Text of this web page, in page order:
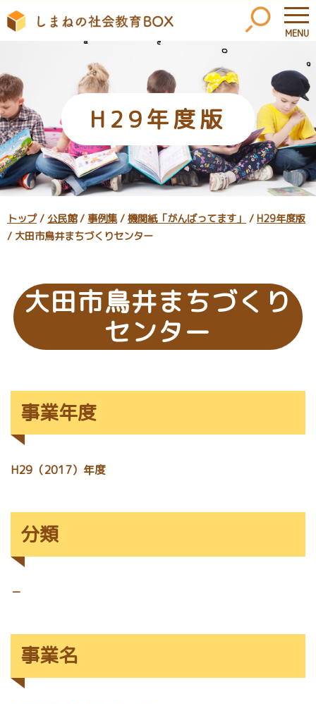
MENU
H29年度版
現
在
置：
トップ/ 公民館/ 事例集/ 機関紙「がんばってます」 / H29年度版
/ 大田市鳥井まちづくりセンター
大田市鳥井まちづくり
センター
事業年度
H29（2017）年度
分類
－
事業名